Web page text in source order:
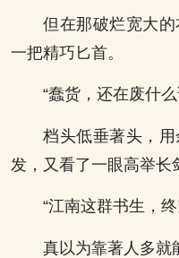
但在那破烂宽大
一把精巧匕首。
“蠢货，还在废什
档头低垂著头，
发，又看了一眼高举长
“江南这群书生，
真以为靠著人多就